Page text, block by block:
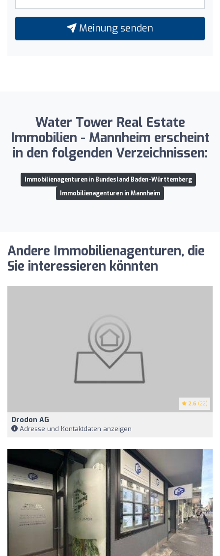
Meinung senden
Water Tower Real Estate
Immobilien - Mannheim erscheint
in den folgenden Verzeichnissen:
Immobilienagenturen in Bundesland Baden-Württemberg
Immobilienagenturen in Mannheim
Andere Immobilienagenturen, die
Sie interessieren könnten
2.6 (22)
Orodon AG
Adresse und Kontaktdaten anzeigen